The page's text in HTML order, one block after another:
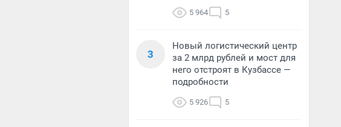
5 964 5
3
Новый логистический центр
за 2 млрд рублей и мост для
него отстроят в Кузбассе —
подробности
5 926 5